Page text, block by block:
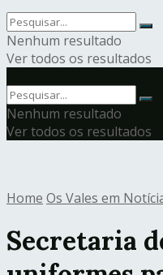
Nenhum resultado
Ver todos os resultados
Nenhum resultado
Ver todos os resultados
Home Os Vales em
Secretaria